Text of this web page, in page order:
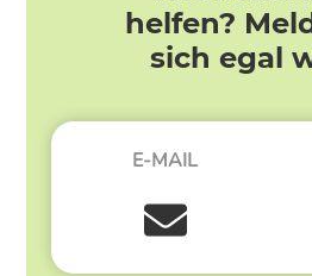
helfen?
sich egal
E-MAIL